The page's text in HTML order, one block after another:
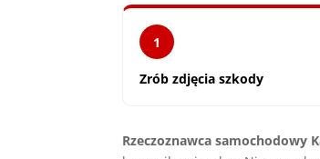
1
Zrób zdjęcia szkody
Rzeczoznawca samochodowy